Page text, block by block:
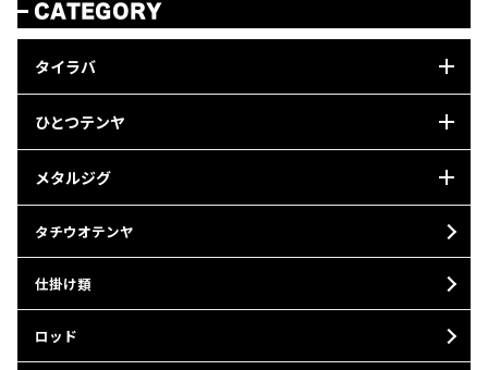
CATEGORY
タイラバ
ひとつテンヤ
メタルジグ
タチウオテンヤ
仕掛け類
ロッド